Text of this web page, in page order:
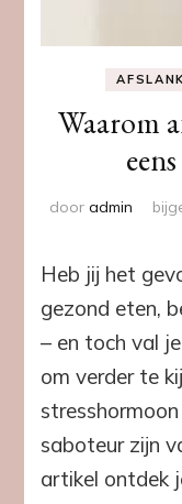
Waarom
door admin
Heb jij het
gezond eten,
– en toch val
om verder te
saboteur zijn
artikel ontdek